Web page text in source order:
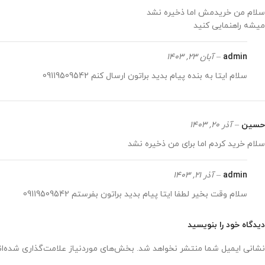
سلام من خریدمش اما ذخیره نشد
میشه راهنمایی کنید
admin
– آبان 23, 1403
سلام ایتا به بنده پیام بدید براتون ارسال کنم 09119509542
حسین – آذر 20, 1403
سلام خرید کردم اما برای من ذخیره نشد
admin
– آذر 21, 1403
سلام وقت بخیر لطفا ایتا پیام بدید براتون بفرستم 09119509542
دیدگاه خود را بنویسید
نشانی ایمیل شما منتشر نخواهد شد. بخش‌های موردنیاز علامت‌گذاری